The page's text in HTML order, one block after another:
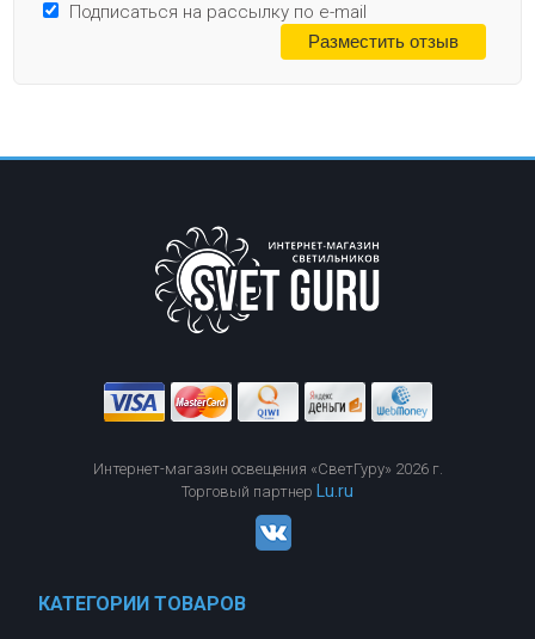
Подписаться на рассылку по e-mail
Интернет-магазин освещения «СветГуру» 2026 г.
Торговый партнер Lu.ru
КАТЕГОРИИ ТОВАРОВ